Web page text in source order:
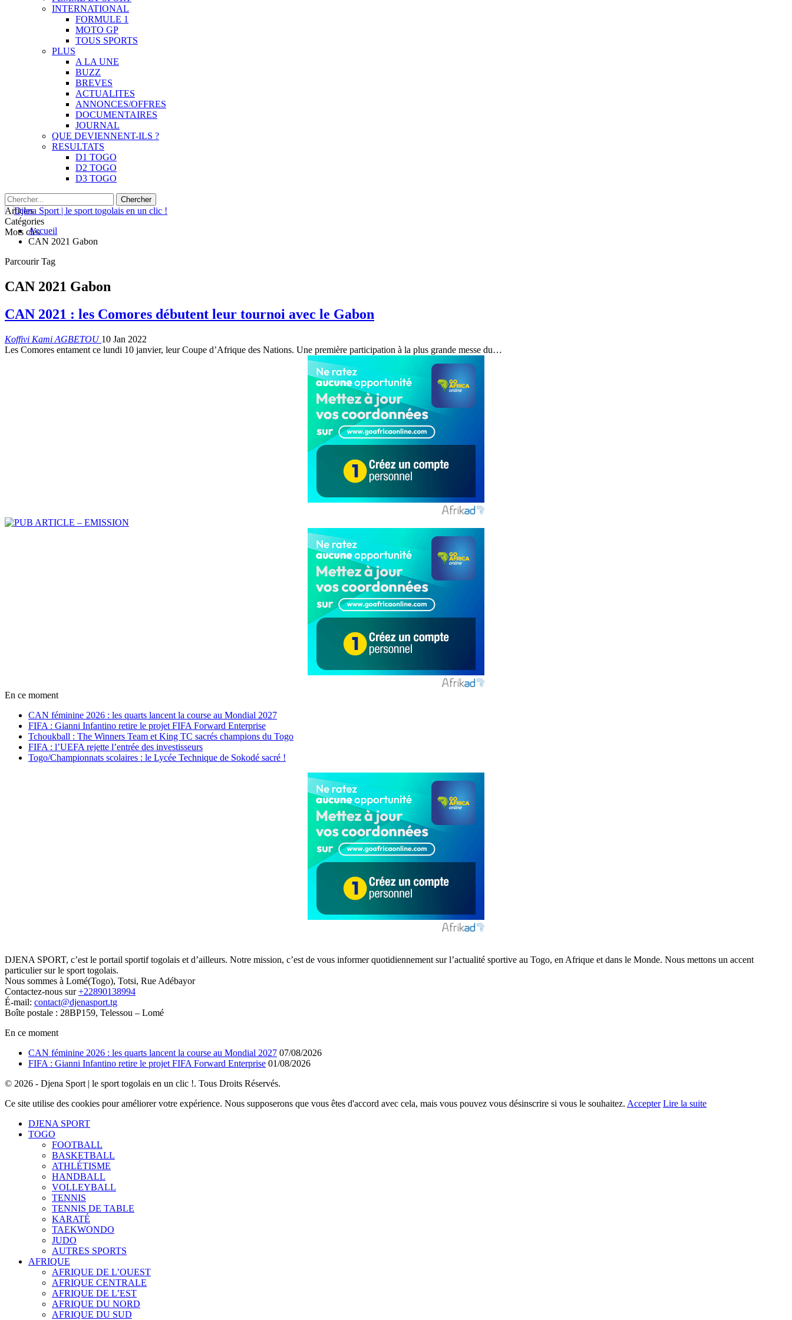
INTERNATIONAL
FORMULE 1
MOTO GP
TOUS SPORTS
PLUS
A LA UNE
BUZZ
BREVES
ACTUALITES
ANNONCES/OFFRES
DOCUMENTAIRES
JOURNAL
QUE DEVIENNENT-ILS ?
RESULTATS
D1 TOGO
D2 TOGO
D3 TOGO
Articles
Catégories
Mots clésAccueil
CAN 2021 Gabon
Parcourir Tag
CAN 2021 Gabon
CAN 2021 : les Comores débutent leur tournoi avec le Gabon
Koffivi Kami AGBETOU 10 Jan 2022
Les Comores entament ce lundi 10 janvier, leur Coupe d’Afrique des Nations. Une première participation à la plus grande messe du…
En ce moment
CAN féminine 2026 : les quarts lancent la course au Mondial 2027
FIFA : Gianni Infantino retire le projet FIFA Forward Enterprise
Tchoukball : The Winners Team et King TC sacrés champions du Togo
FIFA : l’UEFA rejette l’entrée des investisseurs
Togo/Championnats scolaires : le Lycée Technique de Sokodé sacré !
DJENA SPORT, c’est le portail sportif togolais et d’ailleurs. Notre mission, c’est de vous informer quotidiennement sur l’actualité sportive au Togo, en Afrique et dans le Monde. Nous mettons un accent
particulier sur le sport togolais.
Nous sommes à Lomé(Togo), Totsi, Rue Adébayor
Contactez-nous sur+22890138994
É-mail: contact@djenasport.tg
Boîte postale : 28BP159, Telessou – Lomé
En ce moment
CAN féminine 2026 : les quarts lancent la course au Mondial 2027 07/08/2026
FIFA : Gianni Infantino retire le projet FIFA Forward Enterprise 01/08/2026
© 2026 - Djena Sport | le sport togolais en un clic !. Tous Droits Réservés.
Ce site utilise des cookies pour améliorer votre expérience. Nous supposerons que vous êtes d'accord avec cela, mais vous pouvez vous désinscrire si vous le souhaitez. Accepter Lire la suite
DJENA SPORT
TOGO
FOOTBALL
BASKETBALL
ATHLÉTISME
HANDBALL
VOLLEYBALL
TENNIS
TENNIS DE TABLE
KARATÉ
TAEKWONDO
JUDO
AUTRES SPORTS
AFRIQUE
AFRIQUE DE L’OUEST
AFRIQUE CENTRALE
AFRIQUE DE L’EST
AFRIQUE DU NORD
AFRIQUE DU SUD